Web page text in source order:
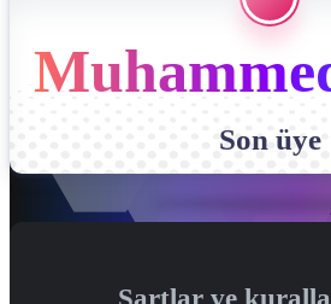
Son üye